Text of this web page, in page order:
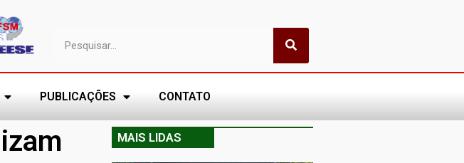
PUBLICAÇÕES CONTATO
MAIS LIDAS